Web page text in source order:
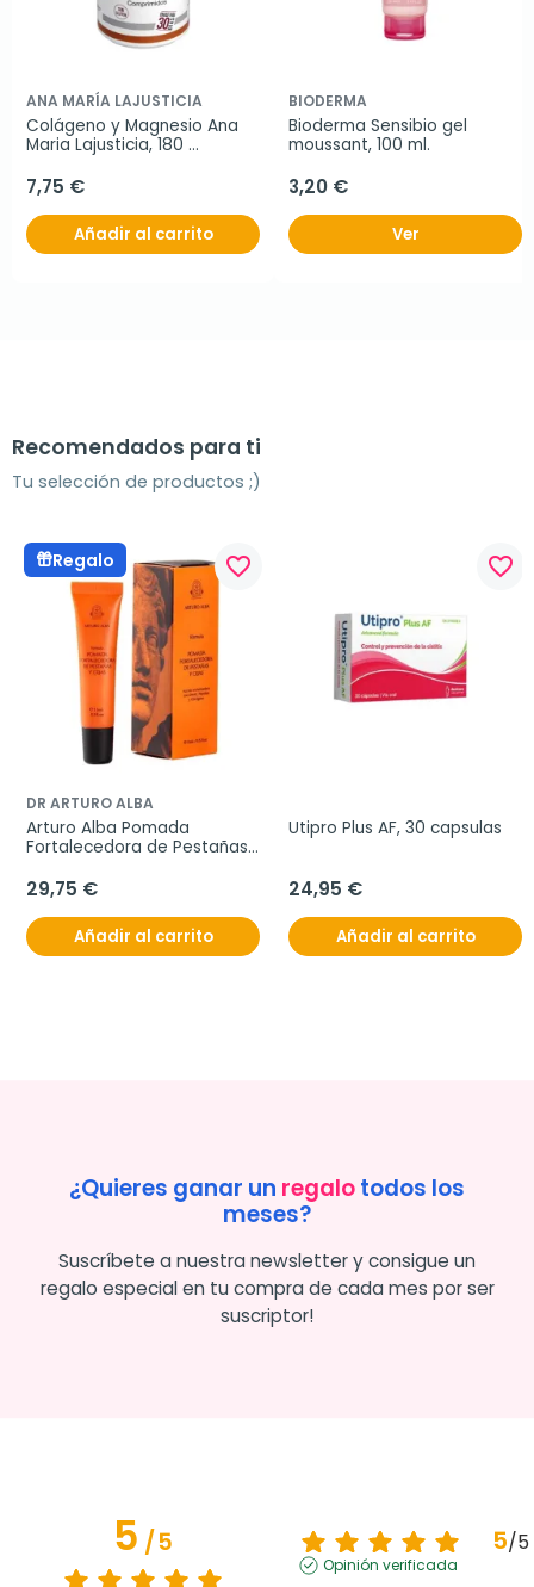
ANA MARÍA LAJUSTICIA
Colágeno y Magnesio Ana
Maria Lajusticia, 180
7,75 €
Añadir al carrito
BIODERMA
Bioderma Sensibio gel
moussant, 100 ml.
3,20 €
Ver
Recomendados para ti
Tu selección de productos ;)
Regalo favorite_border
DR ARTURO ALBA
Arturo Alba Pomada
Fortalecedora de Pestañas
29,75 €
Añadir al carrito
favorite_border
Utipro Plus AF, 30 capsulas
24,95 €
Añadir al carrito
¿Quieres ganar un regalotodos los
meses?
Suscríbete a nuestra newsletter y consigue un
regalo especial en tu compra de cada mes por ser
suscriptor!
5/5 5/5
Opinión verificada